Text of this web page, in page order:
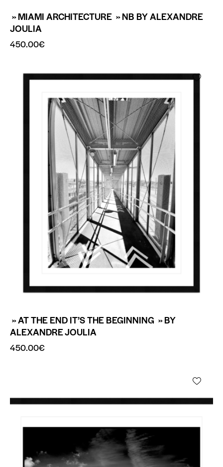
» MIAMI ARCHITECTURE » NB BY ALEXANDRE
JOULIA
450.00€
» AT THE END IT’S THE BEGINNING » BY
ALEXANDRE JOULIA
450.00€